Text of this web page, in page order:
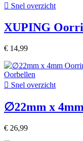
 Snel overzicht
XUPING
€ 14,99
 Snel overzicht
∅22mm x
€ 26,99